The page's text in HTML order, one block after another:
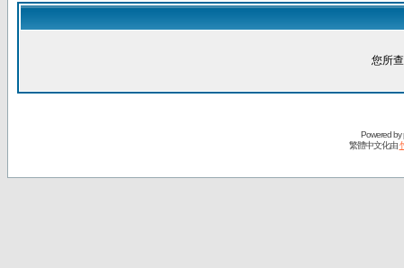
您所
Powered by
繁體中文化由